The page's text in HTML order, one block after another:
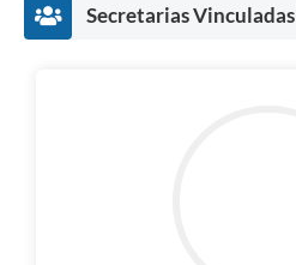
Secretarias Vinculadas